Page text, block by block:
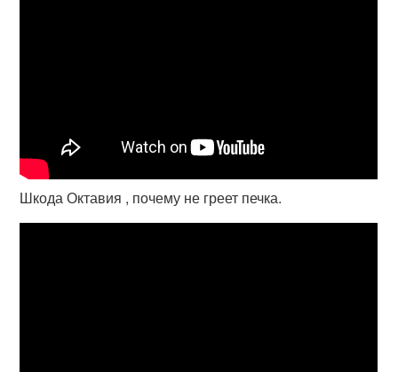
Шкода Октавия , почему не греет печка.